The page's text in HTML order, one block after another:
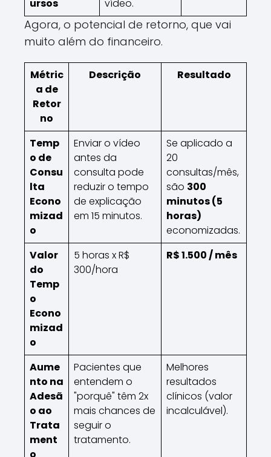
ursos vídeo.
Agora, o potencial de retorno, que vai
muito além do financeiro.
Métric
a de
Retor
no
Descrição Resultado
Temp
o de
Consu
lta
Econo
mizad
o
Enviar o vídeo
antes da
consulta pode
reduzir o tempo
de explicação
em 15 minutos.
Se aplicado a
20
consultas/mês,
são 300
minutos (5
horas)
economizadas.
Valor
do
Temp
o
Econo
mizad
o
5 horas x R$
300/hora
R$ 1.500 / mês
Aume
nto na
Adesã
o ao
Trata
ment
o
Pacientes que
entendem o
"porquê" têm 2x
mais chances de
seguir o
tratamento.
Melhores
resultados
clínicos (valor
incalculável).